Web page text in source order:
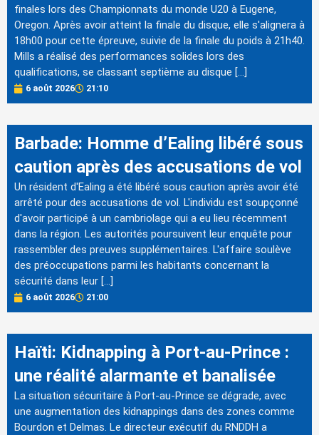
finales lors des Championnats du monde U20 à Eugene,
Oregon. Après avoir atteint la finale du disque, elle s'alignera à
18h00 pour cette épreuve, suivie de la finale du poids à 21h40.
Mills a réalisé des performances solides lors des
qualifications, se classant septième au disque […]
6 août 2026 21:10
Barbade: Homme d’Ealing libéré sous
caution après des accusations de vol
Un résident d'Ealing a été libéré sous caution après avoir été
arrêté pour des accusations de vol. L'individu est soupçonné
d'avoir participé à un cambriolage qui a eu lieu récemment
dans la région. Les autorités poursuivent leur enquête pour
rassembler des preuves supplémentaires. L'affaire soulève
des préoccupations parmi les habitants concernant la
sécurité dans leur […]
6 août 2026 21:00
Haïti: Kidnapping à Port-au-Prince :
une réalité alarmante et banalisée
La situation sécuritaire à Port-au-Prince se dégrade, avec
une augmentation des kidnappings dans des zones comme
Bourdon et Delmas. Le directeur exécutif du RNDDH a